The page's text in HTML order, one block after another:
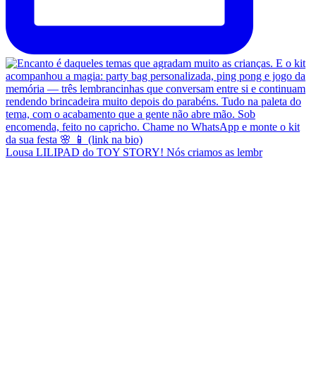
Lousa LILIPAD do TOY STORY! Nós criamos as lembr